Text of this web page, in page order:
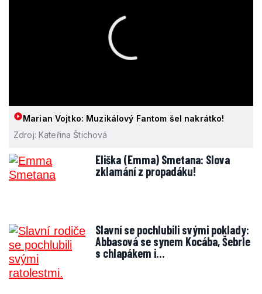
Marian Vojtko: Muzikálový Fantom šel nakrátko!
Zdroj: Kateřina Štichová
Eliška (Emma) Smetana: Slova
zklamání z propadáku!
Slavní se pochlubili svými poklady:
Abbasová se synem Kocába, Šebrle
s chlapákem i…